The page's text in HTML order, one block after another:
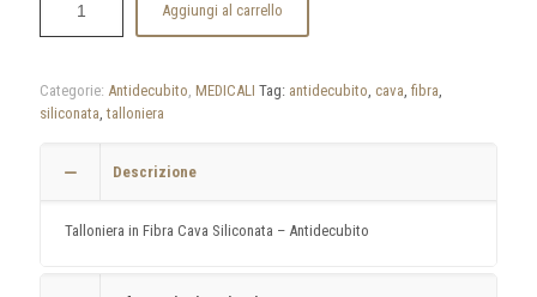
Aggiungi al carrello
Categorie: Antidecubito, MEDICALI Tag: antidecubito, cava, fibra,
siliconata,talloniera
Descrizione
Talloniera in Fibra Cava Siliconata – Antidecubito